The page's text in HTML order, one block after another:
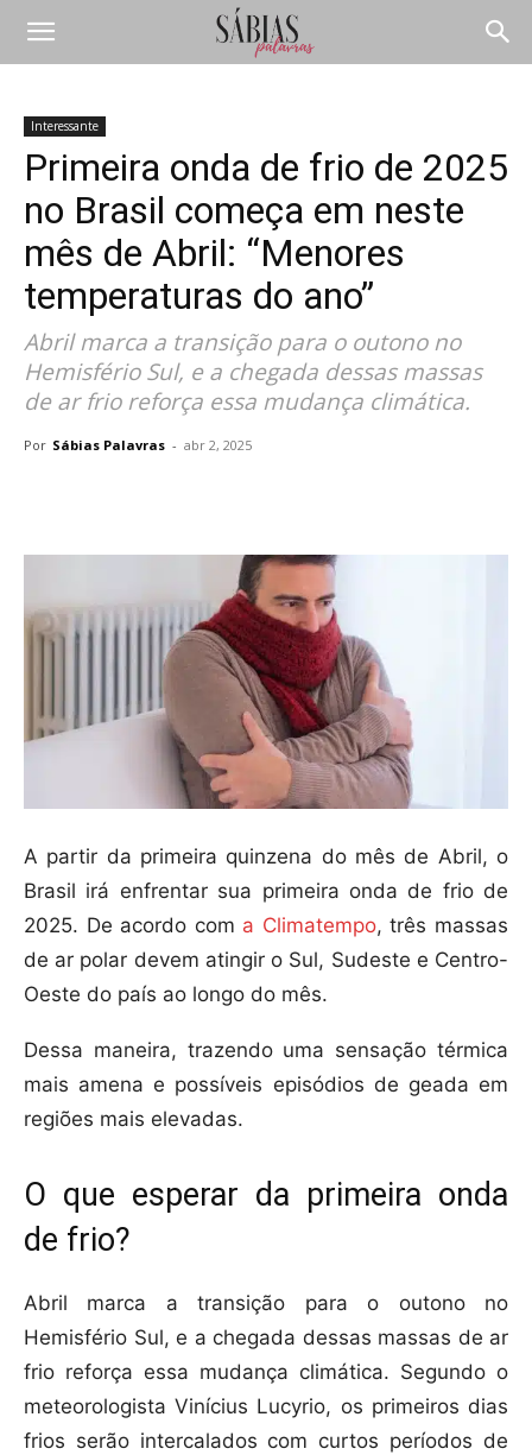
Interessante
Primeira onda de frio de 2025
no Brasil começa em neste
mês de Abril: “Menores
temperaturas do ano”
Abril marca a transição para o outono no
Hemisfério Sul, e a chegada dessas massas
de ar frio reforça essa mudança climática.
Por Sábias Palavras - abr 2, 2025
A partir da primeira quinzena do mês de Abril, o
Brasil irá enfrentar sua primeira onda de frio de
2025. De acordo com a Climatempo, três massas
de ar polar devem atingir o Sul, Sudeste e Centro-
Oeste do país ao longo do mês.
Dessa maneira, trazendo uma sensação térmica
mais amena e possíveis episódios de geada em
regiões mais elevadas.
O que esperar da primeira onda
de frio?
Abril marca a transição para o outono no
Hemisfério Sul, e a chegada dessas massas de ar
frio reforça essa mudança climática. Segundo o
meteorologista Vinícius Lucyrio, os primeiros dias
frios serão intercalados com curtos períodos de